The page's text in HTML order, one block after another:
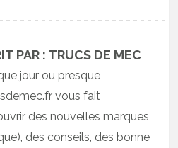
PAR : TRUCS DE MEC
jour ou presque
vous fait
des nouvelles marques
des conseils, des bonne